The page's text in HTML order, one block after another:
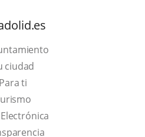
ciudad
Para ti
This
link
will